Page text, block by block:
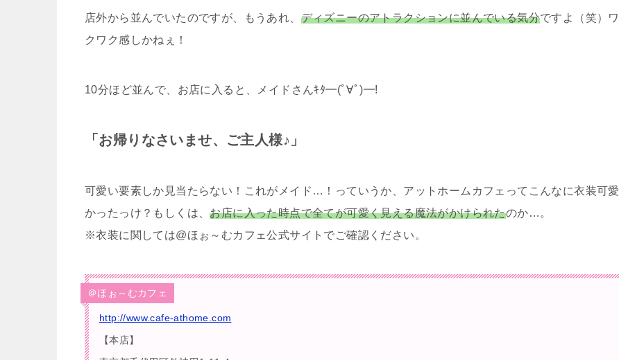
店外から並んでいたのですが、もうあれ、 ディズニーのアトラクションに並んでいる気分ですよ（笑）ワ
クワク感しかねぇ！
10分ほど並んで、お店に入ると、メイドさんｷﾀ━(ﾟ∀ﾟ)━!
「お帰りなさいませ、ご主人様♪」
可愛い要素しか見当たらない！これがメイド…！っていうか、アットホームカフェってこんなに衣装可愛
かったっけ？もしくは、お店に入った時点で全てが可愛く見える魔法がかけられたのか…。
※衣装に関しては@ほぉ～むカフェ公式サイトでご確認ください。
＠ほぉ～むカフェ
http://www.cafe-athome.com
【本店】